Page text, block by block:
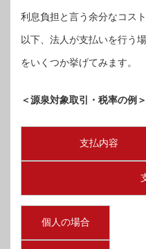
利息負担と言う余分なコス
以下、法人が支払いを行う
をいくつか挙げてみます。
＜源泉対象取引・税率の例＞
支払内容
個人の場合